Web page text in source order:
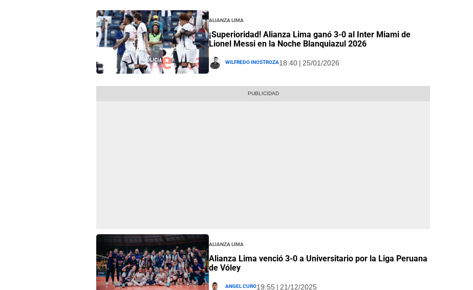
Alianza Lima
¡Superioridad! Alianza Lima ganó 3-0 al Inter Miami de
Lionel Messi en la Noche Blanquiazul 2026
Wilfredo Inostroza18:40 | 25/01/2026
Alianza Lima
Alianza Lima venció 3-0 a Universitario por la Liga Peruana
de Vóley
Angel Curo19:55 | 21/12/2025